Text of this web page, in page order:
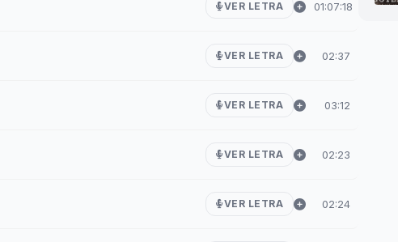
VER LETRA 01:07:18
VER LETRA 02:37
VER LETRA 03:12
VER LETRA 02:23
VER LETRA 02:24